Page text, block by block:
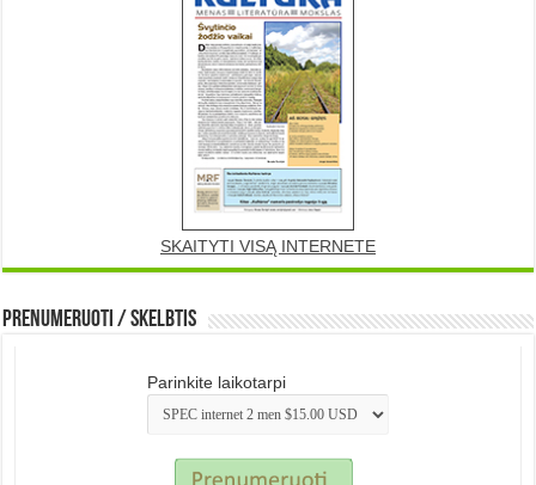
SKAITYTI VISĄ INTERNETE
Prenumeruoti / Skelbtis
Parinkite laikotarpi